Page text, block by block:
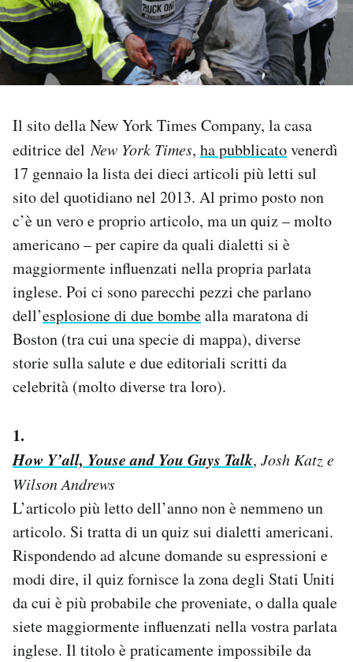
PODCAST
NEWSLETTER
CALENDARIO
AREA PERSONALE
Newsletter
Notifiche mobile
Regala il Post
Hai bisogno di aiuto?
Il sito della New York Times Company, la casa
editrice del New York Times, ha pubblicatovenerdì
17 gennaio la lista dei dieci articoli più letti sul
sito del quotidiano nel 2013. Al primo posto non
c’è un vero e proprio articolo, ma un quiz – molto
americano – per capire da quali dialetti si è
maggiormente influenzati nella propria parlata
inglese. Poi ci sono parecchi pezzi che parlano
dell’esplosione di due bombealla maratona di
Boston (tra cui una specie di mappa), diverse
storie sulla salute e due editoriali scritti da
celebrità (molto diverse tra loro).
1.
How Y’all, Youse and You Guys Talk, Josh Katz e
Wilson Andrews
L’articolo più letto dell’anno non è nemmeno un
articolo. Si tratta di un quiz sui dialetti americani.
Rispondendo ad alcune domande su espressioni e
modi dire, il quiz fornisce la zona degli Stati Uniti
da cui è più probabile che proveniate, o dalla quale
siete maggiormente influenzati nella vostra parlata
inglese. Il titolo è praticamente impossibile da